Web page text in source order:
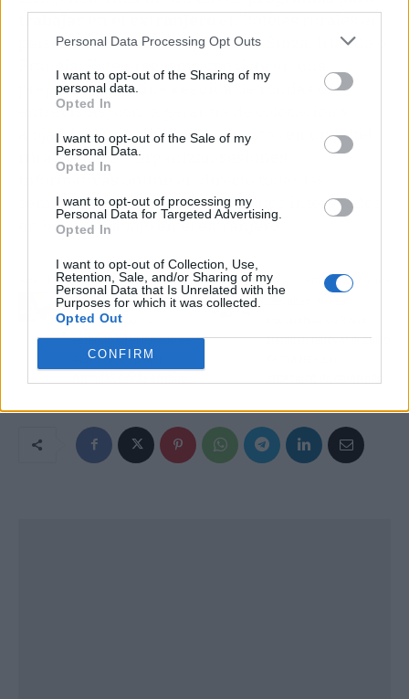
Personal Data Processing Opt Outs
I want to opt-out of the Sharing of my
personal data.
Opted In
I want to opt-out of the Sale of my
Personal Data.
Opted In
I want to opt-out of processing my
Personal Data for Targeted Advertising.
Opted In
I want to opt-out of Collection, Use,
Retention, Sale, and/or Sharing of my
Personal Data that Is Unrelated with the
Purposes for which it was collected.
Opted Out
CONFIRM
trabajar en el extranjeroen hoteles ruralesen
países como Alemania, Austria, Suiza, Irlanda o
Francia. Este programa consiste en una
preparación online seguida de rondas de
entrevistas, con la garantía de colocación y
alojamiento en diferentes puestos en un hotel
rural de 4 o 5*. Organizan
informativas online
semanas para aquellos candidatos interesados
en buscar trabajo en el extranjero.
Artículo anterior
¿Cómo acceder a un
renting de coche
estando en el listado de
ASNEF y sin pagar
Artículo siguiente
permiten renovar el suelo